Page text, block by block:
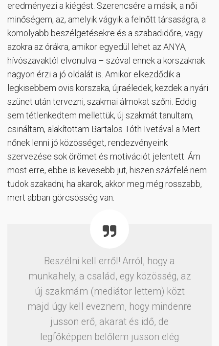
eredményezi a kiégést. Szerencsére a másik, a női
minőségem, az, amelyik vágyik a felnőtt társaságra, a
komolyabb beszélgetésekre és a szabadidőre, vagy
azokra az órákra, amikor egyedül lehet az ANYA,
hívószavaktól elvonulva – szóval ennek a korszaknak
nagyon érzi a jó oldalát is. Amikor elkezdődik a
legkisebbem ovis korszaka, újraéledek, kezdek a nyári
szünet után tervezni, szakmai álmokat szőni. Eddig
sem tétlenkedtem mellettük, új szakmát tanultam,
csináltam, alakítottam Bartalos Tóth Ivetával a Mert
nőnek lenni jó közösséget, rendezvényeink
szervezése sok örömet és motivációt jelentett. Ám
most erre, ebbe is kevesebb jut, hiszen százfelé nem
tudok szakadni, ha akarok, akkor meg még rosszabb,
mert abban görcsösség van.
Beszélni kell erről! Arról, hogy a
munkahely, a család, egy közösség, az
új szakmám (mediátor lettem) közt
majd úgy kell eveznem, hogy mindenre
jusson erő, akarat és idő, de
legfőképpen belőlem jusson elég